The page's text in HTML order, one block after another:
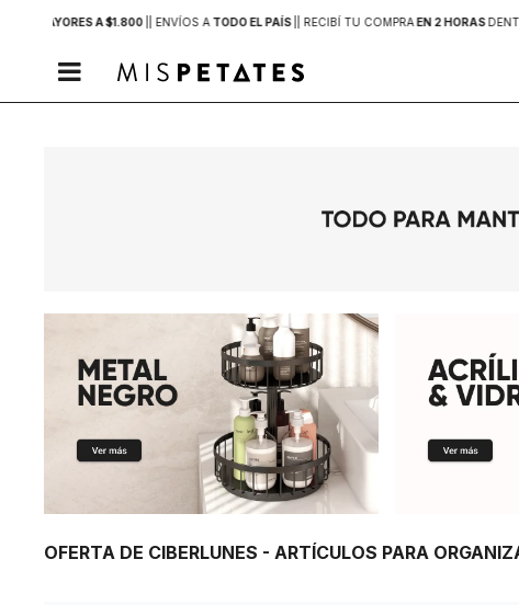
MAYORES A $1.800 | ENVÍOS A TODO EL PAÍS | RECIBÍ TU COMPRAEN 2 HORAS

OFERTA DE CIBERLUNES - ARTÍCULOS PARA